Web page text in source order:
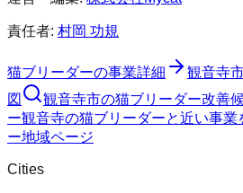
責任者: 村岡 功規
猫ブリーダーの事業詳細 観音寺
図
観音寺市の猫ブリーダー改善
ー観音寺の猫ブリーダーと近い事業
ー地域ページ
Cities